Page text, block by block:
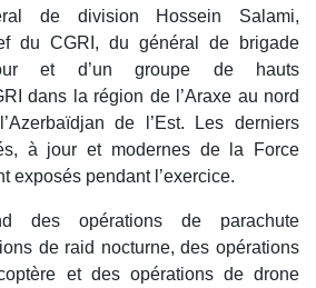
de division Hossein Salami,
du CGRI, du général de brigade
et d’un groupe de hauts
dans la région de l’Araxe au nord
de l’Est. Les derniers
à jour et modernes de la Force
exposés pendant l’exercice.
des opérations de parachute
de raid nocturne, des opérations
et des opérations de drone